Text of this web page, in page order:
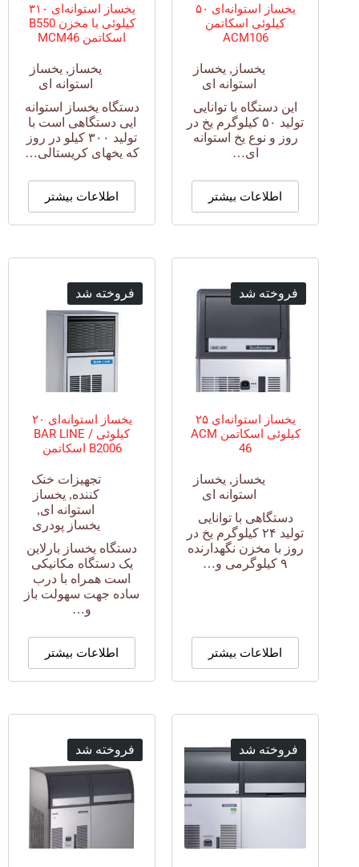
یخساز استوانه‌ای ۵۰
کیلوئی اسکاتمن
ACM106
یخساز , یخساز
استوانه ای
این دستگاه با توانایی
تولید ۵۰ کیلوگرم یخ در
روز و نوع یخ استوانه
ای…
اطلاعات بیشتر
یخساز استوانه‌ای ۳۱۰
کیلوئی با مخزن B550
اسکاتمن MCM46
یخساز , یخساز
استوانه ای
دستگاه یخساز استوانه
ایی دستگاهی است با
تولید ۳۰۰ کیلو در روز
که یخهای کریستالی…
اطلاعات بیشتر
فروخته شد
یخساز استوانه‌ای ۲۵
کیلوئی اسکاتمن ACM
46
یخساز , یخساز
استوانه ای
دستگاهی با توانایی
تولید ۲۴ کیلوگرم یخ در
روز با مخزن نگهدارنده
۹ کیلوگرمی و…
اطلاعات بیشتر
فروخته شد
یخساز استوانه‌ای ۲۰
کیلوئی BAR LINE /
B2006 اسکاتمن
تجهیزات خنک
کننده, یخساز
استوانه ای,
یخساز پودری
دستگاه یخساز بارلاین
یک دستگاه مکانیکی
است همراه با درب
ساده جهت سهولت باز
و…
اطلاعات بیشتر
فروخته شد فروخته شد